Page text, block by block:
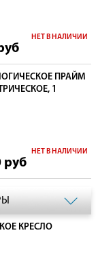
НЕТ В НАЛИЧИИ
ПРАЙМ
1
руб
НЕТ В НАЛИЧИИ
КРЕСЛО